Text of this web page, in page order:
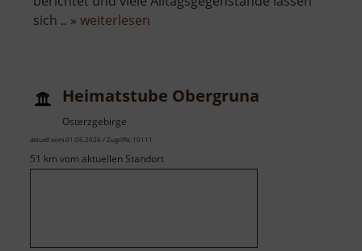
sich .. » weiterlesen
Heimatstube Obergruna
Osterzgebirge
aktuell vom 01.06.2026 / Zugriffe: 10111
51 km vom aktuellen Standort